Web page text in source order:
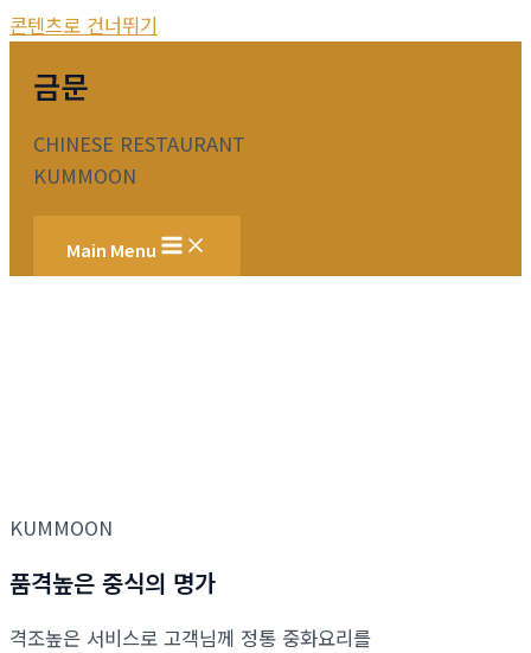
콘텐츠로 건너뛰기
금문
CHINESE RESTAURANT
KUMMOON
Main Menu
KUMMOON
품격높은 중식의 명가
격조높은 서비스로 고객님께 정통 중화요리를